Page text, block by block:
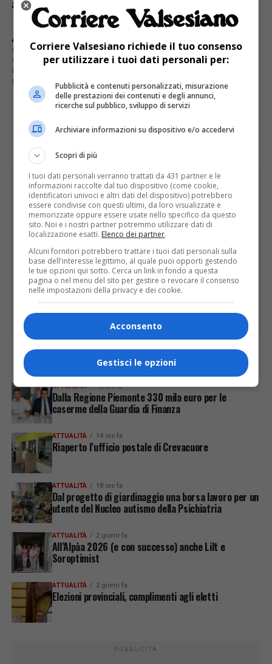
all’interno dell’area IOLAVORO.
ARGOMENTI CORRELATI:
FIERA LAVORO
FONDO SOCIALE EUROPEO
IOLAVORO
ISCRIZIONI
JOB APPLICATION
JOB FAIR ITALIANA
PUBBLICITÀ
ULTIME
ATTUALITÀ 12 ore fa
Dalla Regione Piemonte 330 mila euro per le
caserme della Guardia di Finanza
ATTUALITÀ 14 ore fa
Riaperto l’ufficio postale di Crevacuore
ATTUALITÀ 18 ore fa
Dal progetto di giardinaggio una borsa lavoro per un
utente del Nucleo autismo della Psichiatria
ATTUALITÀ 2 giorni fa
All’Alpàa 2026 (e con successo) anche Lilt e
Soroptimist
ATTUALITÀ 2 giorni fa
Elezioni provinciali, complimenti agli eletti
PUBBLICITÀ
Corriere Valsesiano richiede il tuo consenso
per utilizzare i tuoi dati personali per:
Pubblicità e contenuti personalizzati, misurazione
delle prestazioni dei contenuti e degli annunci,
ricerche sul pubblico, sviluppo di servizi
Archiviare informazioni su dispositivo e/o accedervi
Scopri di più
I tuoi dati personali verranno trattati da 431 partner e le
informazioni raccolte dal tuo dispositivo (come cookie,
identificatori univoci e altri dati del dispositivo) potrebbero
essere condivise con questi ultimi, da loro visualizzate e
memorizzate oppure essere usate nello specifico da questo
sito. Noi e i nostri partner potremmo utilizzare dati di
localizzazione esatti. Elenco dei partner.
Alcuni fornitori potrebbero trattare i tuoi dati personali sulla
base dell'interesse legittimo, al quale puoi opporti gestendo
le tue opzioni qui sotto. Cerca un link in fondo a questa
pagina o nel menu del sito per gestire o revocare il consenso
nelle impostazioni della privacy e dei cookie.
Acconsento
Gestisci le opzioni